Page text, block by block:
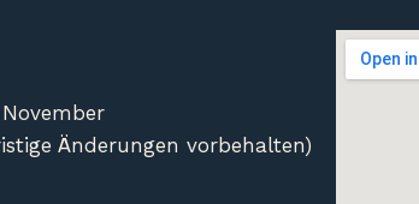
Änderungen vorbehalten)